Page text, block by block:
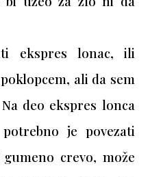
ekspres lonac, ili
ali da sem
deo ekspres lonca
je povezati
crevo, može